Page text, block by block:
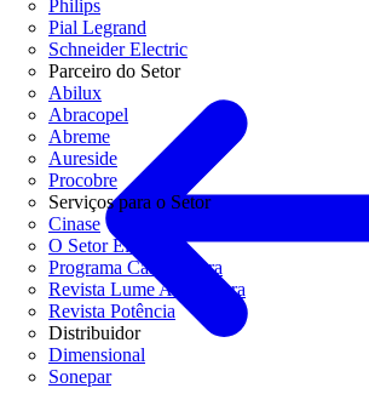
Philips
Pial Legrand
Schneider Electric
Parceiro do Setor
Abilux
Abracopel
Abreme
Aureside
Procobre
Serviços para o Setor
Cinase
O Setor Elétrico
Programa Casa Segura
Revista Lume Arquitetura
Revista Potência
Distribuidor
Dimensional
Sonepar